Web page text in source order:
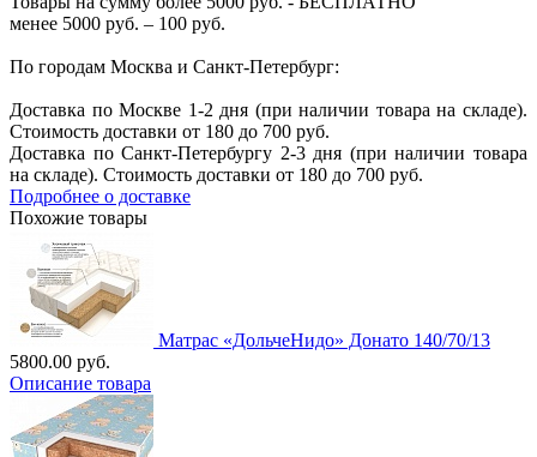
менее 5000 руб. – 100 руб.
По городам Москва и Санкт-Петербург:
Доставка по Москве 1-2 дня (при наличии товара на складе).
Стоимость доставки от 180 до 700 руб.
Доставка по Санкт-Петербургу 2-3 дня (при наличии товара
на складе). Стоимость доставки от 180 до 700 руб.
Подробнее о доставке
Похожие товары
Матрас «ДольчеНидо» Донато 140/70/13
5800.00 руб.
Описание товара